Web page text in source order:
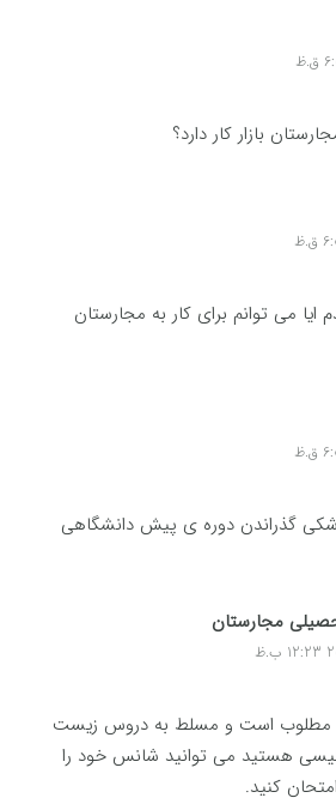
بازار کار دارد؟
ایا می توانم برای کار به مجارستان
گذراندن دوره ی پیش دانشگاهی
مجارستان
مطلوب است و مسلط به دروس زیست
هستید می توانید شانس خود را
کنید.